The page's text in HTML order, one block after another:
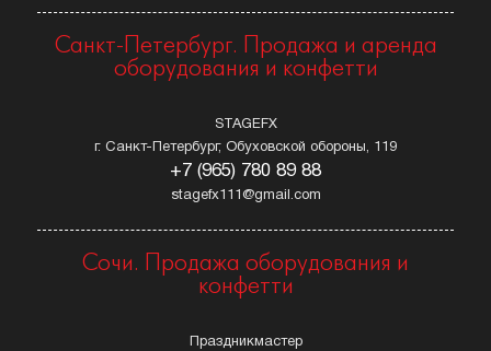
Санкт-Петербург. Продажа и аренда
оборудования и конфетти
STAGEFX
г. Санкт-Петербург, Обуховской обороны, 119
+7 (965) 780 89 88
stagefx111@gmail.com
Сочи. Продажа оборудования и
конфетти
Праздникмастер